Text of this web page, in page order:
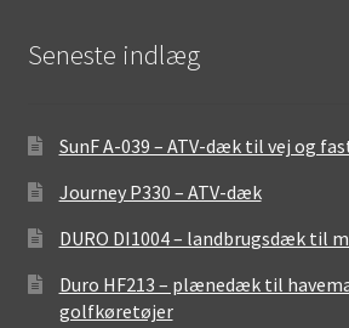
Seneste indlæg
SunF A-039 – ATV-dæk til vej og
Journey P330 – ATV-dæk
DURO DI1004 – landbrugsdæk til
Duro HF213 – plænedæk til
golfkøretøjer